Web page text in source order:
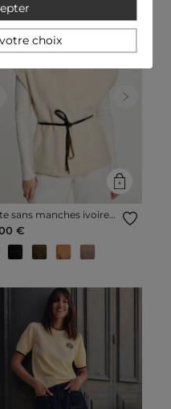
Next
sans manches ivoire
€
choix